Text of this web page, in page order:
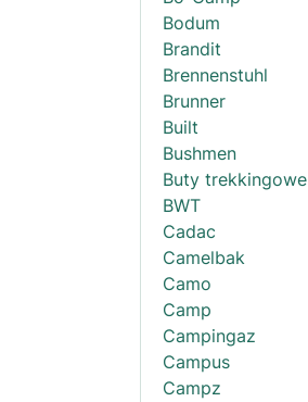
Bodum
Brandit
Brennenstuhl
Brunner
Built
Bushmen
Buty trekkingowe
BWT
Cadac
Camelbak
Camo
Camp
Campingaz
Campus
Campz